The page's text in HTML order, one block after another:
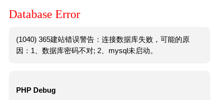
Database Error
(1040) 365建站错误警告：连接数据库失败，可能的原
因：1、数据库密码不对; 2、mysql未启动。
PHP Debug